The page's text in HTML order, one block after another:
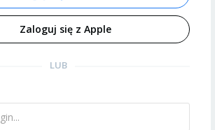
Zaloguj się z Apple
LUB